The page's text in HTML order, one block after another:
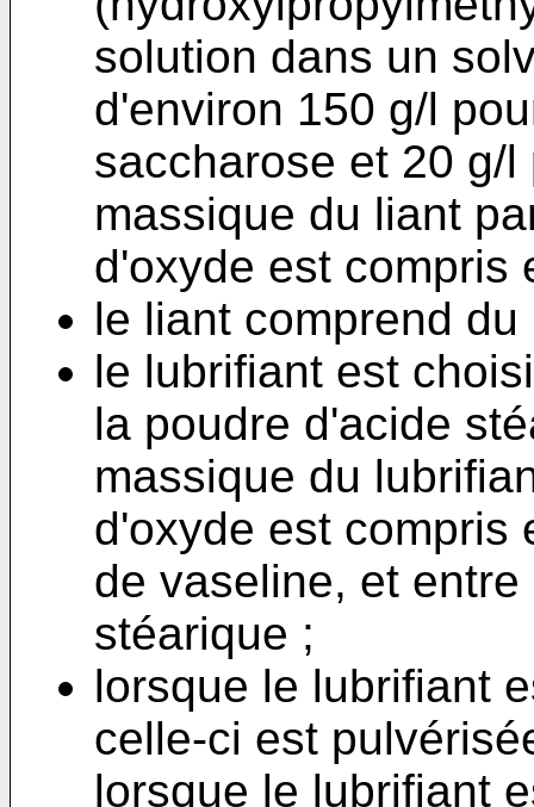
solution dans un
d'environ 150 g/l
saccharose et 20 g/
massique du liant
d'oxyde est compris
le liant comprend
le lubrifiant est
la poudre d'acide
massique du
d'oxyde est compris
de vaseline, et
stéarique ;
lorsque le lubrifiant
celle-ci est
lorsque le lubrifiant